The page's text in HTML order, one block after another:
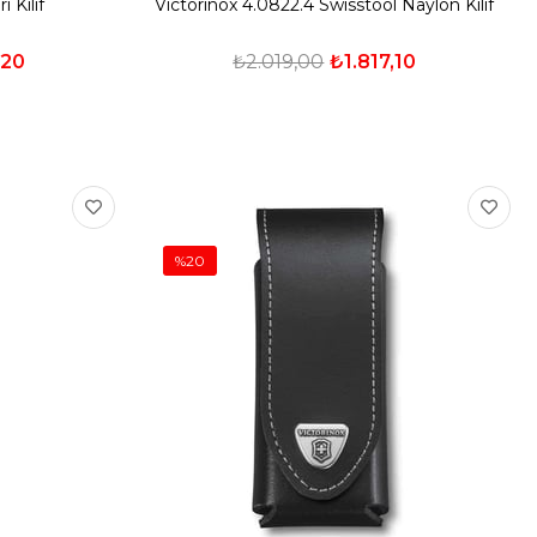
Kılıf Victorinox 4.0822.4 Swisstool Naylon Kılıf
₺1.817,10
₺2.019,00
%20